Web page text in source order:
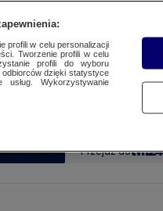
Przejdź do
profili w celu personalizacji
Tworzenie profili w celu
profili do wyboru
dzięki statystyce
Wykorzystywanie